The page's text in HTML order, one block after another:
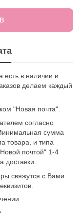
есть в наличии и
делаем каждый
"Новая почта".
согласно
сумма
товара, и типа
почтой" 1-4
доставки.
свяжутся с Вами